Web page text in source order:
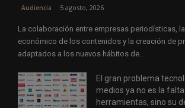
Audiencia 5 agosto, 2026
La colaboración entre empresas periodísticas,
económico de los contenidos y la creación de
adaptados a los nuevos hábitos de...
El gran problema
medios ya no es la
herramientas, sino su